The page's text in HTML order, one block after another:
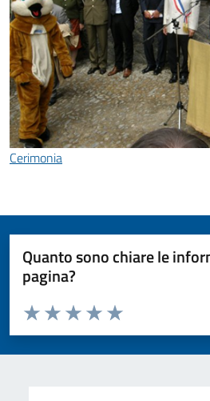
Cerimonia
Quanto sono chiare le
pagina?
Valuta da 1 a 5 stelle la pagina
Valuta 5 stelle su 5
Valuta 4 stelle su 5
Valuta 3 stelle su 5
Valuta 2 stelle su 5
Valuta 1 stelle su 5